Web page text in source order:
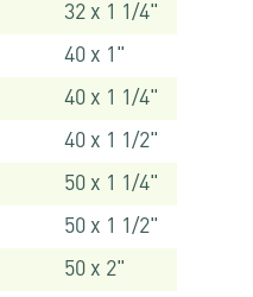
32 x 1 1/4"
40 x 1"
40 x 1 1/4"
40 x 1 1/2"
50 x 1 1/4"
50 x 1 1/2"
50 x 2"